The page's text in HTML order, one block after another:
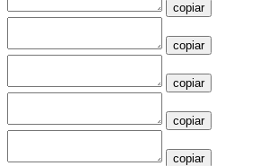
copiar
copiar
copiar
copiar
copiar